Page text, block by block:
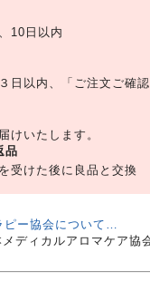
10日以内
日以内、「ご注文ご確
けいたします。
品
受けた後に良品と交換
ピー協会について…
ディカルアロマケア協